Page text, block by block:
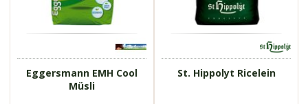
Eggersmann EMH Cool
Müsli
Verdauungssystem
wird unterstützt und
entlastet
St. Hippolyt Ricelein